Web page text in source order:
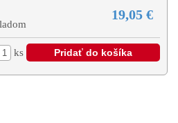
19,05 €
ks